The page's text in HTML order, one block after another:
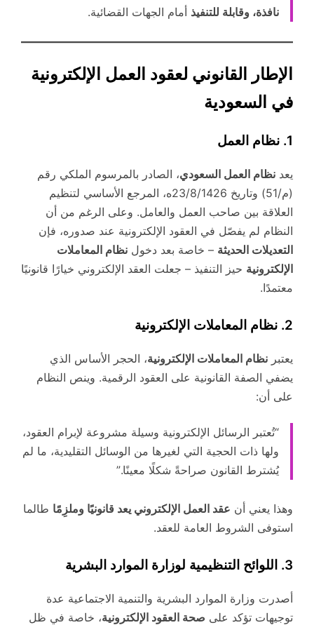
نافذة، وقابلة للتنفيذ أمام الجهات القضائية.
الإطار القانوني لعقود العمل الإلكترونية
في السعودية
1. نظام العمل
يعد نظام العمل السعودي، الصادر بالمرسوم الملكي رقم
(م/51) وتاريخ 23/8/1426ه، المرجع الأساسي لتنظيم
العلاقة بين صاحب العمل والعامل. وعلى الرغم من أن
النظام لم يفصّل في العقود الإلكترونية عند صدوره، فإن
التعديلات الحديثة – خاصة بعد دخول نظام المعاملات
الإلكترونية حيز التنفيذ – جعلت العقد الإلكتروني خيارًا قانونيًا
معتمدًا.
2. نظام المعاملات الإلكترونية
يعتبر نظام المعاملات الإلكترونية، الحجر الأساس الذي
يضفي الصفة القانونية على العقود الرقمية. وينص النظام
على أن:
“تُعتبر الرسائل الإلكترونية وسيلة مشروعة لإبرام العقود،
ولها ذات الحجية التي لغيرها من الوسائل التقليدية، ما لم
يُشترط القانون صراحةً شكلًا معينًا.”
وهذا يعني أن عقد العمل الإلكتروني يعد قانونيًا وملزِمًا طالما
استوفى الشروط العامة للعقد.
3. اللوائح التنظيمية لوزارة الموارد البشرية
أصدرت وزارة الموارد البشرية والتنمية الاجتماعية عدة
توجيهات تؤكد على صحة العقود الإلكترونية، خاصة في ظل